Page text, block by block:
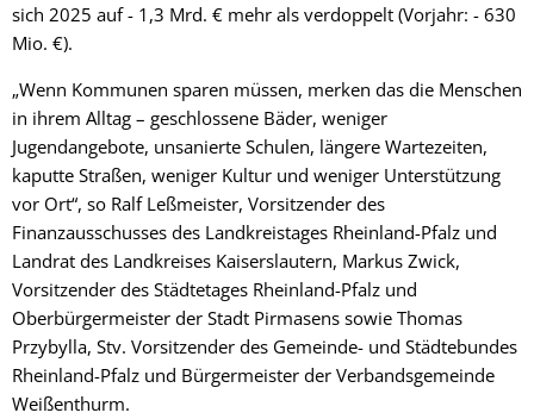
sich 2025 auf - 1,3 Mrd. € mehr als verdoppelt (Vorjahr: - 630
Mio. €).
„Wenn Kommunen sparen müssen, merken das die Menschen
in ihrem Alltag – geschlossene Bäder, weniger
Jugendangebote, unsanierte Schulen, längere Wartezeiten,
kaputte Straßen, weniger Kultur und weniger Unterstützung
vor Ort“, so Ralf Leßmeister, Vorsitzender des
Finanzausschusses des Landkreistages Rheinland-Pfalz und
Landrat des Landkreises Kaiserslautern, Markus Zwick,
Vorsitzender des Städtetages Rheinland-Pfalz und
Oberbürgermeister der Stadt Pirmasens sowie Thomas
Przybylla, Stv. Vorsitzender des Gemeinde- und Städtebundes
Rheinland-Pfalz und Bürgermeister der Verbandsgemeinde
Weißenthurm.